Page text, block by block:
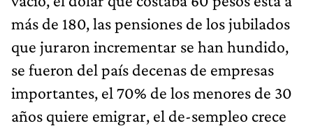
más de 180, las pensiones de los jubilados
que juraron incrementar se han hundido,
se fueron del país decenas de empresas
importantes, el 70% de los menores de 30
años quiere emigrar, el de-sempleo crece